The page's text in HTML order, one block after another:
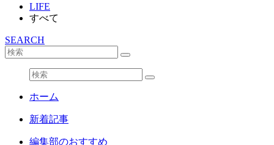
LIFE
すべて
SEARCH
ホーム
新着記事
編集部のおすすめ